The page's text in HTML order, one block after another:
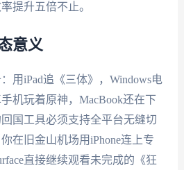
提升五倍不止。
意义
用iPad追《三体》，Windows电
机玩着原神，MacBook还在下
国工具必须支持全平台无缝切
在旧金山机场用iPhone连上专
直接继续观看未完成的《狂